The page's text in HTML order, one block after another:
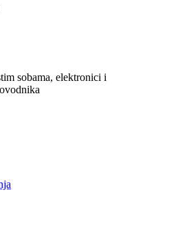
sobama, elektronici i